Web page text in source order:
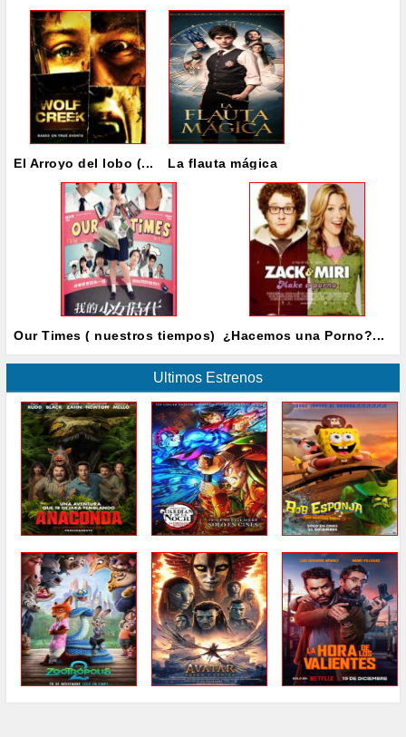
El Arroyo del lobo (... La flauta mágica
Our Times ( nuestros tiempos) ¿Hacemos una Porno?...
Ultimos Estrenos